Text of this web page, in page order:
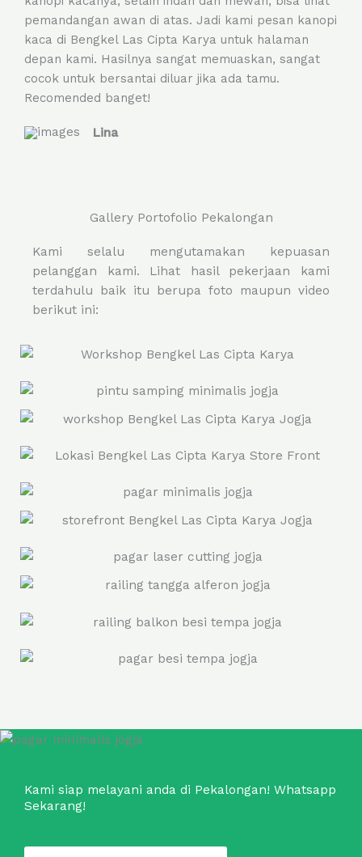
d
5
o
u
t
pemandangan awan di atas. Jadi kami pesan kanopi
kaca di Bengkel Las Cipta Karya untuk halaman
depan kami. Hasilnya sangat memuaskan, sangat
cocok untuk bersantai diluar jika ada tamu.
Recomended banget!
Lina
Gallery Portofolio Pekalongan
Kami selalu mengutamakan kepuasan
pelanggan kami. Lihat hasil pekerjaan kami
terdahulu baik itu berupa foto maupun video
berikut ini:
Kami siap melayani anda di Pekalongan! Whatsapp
Sekarang!